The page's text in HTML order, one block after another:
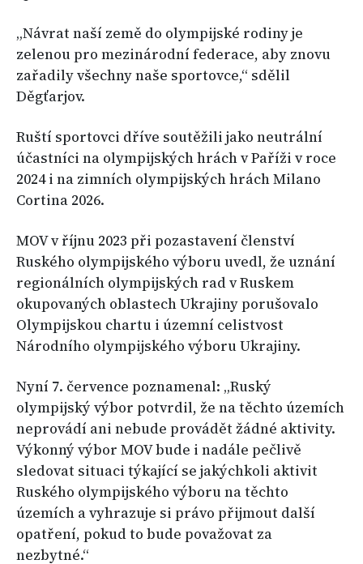
„Návrat naší země do olympijské rodiny je
zelenou pro mezinárodní federace, aby znovu
zařadily všechny naše sportovce,“ sdělil
Děgťarjov.
Ruští sportovci dříve soutěžili jako neutrální
účastníci na olympijských hrách v Paříži v roce
2024 i na zimních olympijských hrách Milano
Cortina 2026.
MOV v říjnu 2023 při pozastavení členství
Ruského olympijského výboru uvedl, že uznání
regionálních olympijských rad v Ruskem
okupovaných oblastech Ukrajiny porušovalo
Olympijskou chartu i územní celistvost
Národního olympijského výboru Ukrajiny.
Nyní 7. července poznamenal: „Ruský
olympijský výbor potvrdil, že na těchto územích
neprovádí ani nebude provádět žádné aktivity.
Výkonný výbor MOV bude i nadále pečlivě
sledovat situaci týkající se jakýchkoli aktivit
Ruského olympijského výboru na těchto
územích a vyhrazuje si právo přijmout další
opatření, pokud to bude považovat za
nezbytné.“